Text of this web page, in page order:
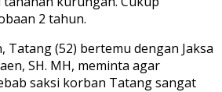
2 tahun.
Tatang (52) bertemu dengan Jaksa
SH. MH, meminta agar
saksi korban Tatang sangat